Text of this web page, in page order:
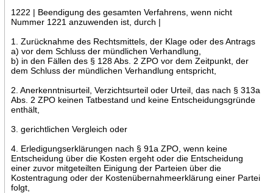
1222 | Beendigung des gesamten Verfahrens, wenn nicht
Nummer 1221 anzuwenden ist, durch |
1. Zurücknahme des Rechtsmittels, der Klage oder des Antrags
a) vor dem Schluss der mündlichen Verhandlung,
b) in den Fällen des § 128 Abs. 2 ZPO vor dem Zeitpunkt, der
dem Schluss der mündlichen Verhandlung entspricht,
2. Anerkenntnisurteil, Verzichtsurteil oder Urteil, das nach § 313a
Abs. 2 ZPO keinen Tatbestand und keine Entscheidungsgründe
enthält,
3. gerichtlichen Vergleich oder
4. Erledigungserklärungen nach § 91a ZPO, wenn keine
Entscheidung über die Kosten ergeht oder die Entscheidung
einer zuvor mitgeteilten Einigung der Parteien über die
Kostentragung oder der Kostenübernahmeerklärung einer Partei
folgt,